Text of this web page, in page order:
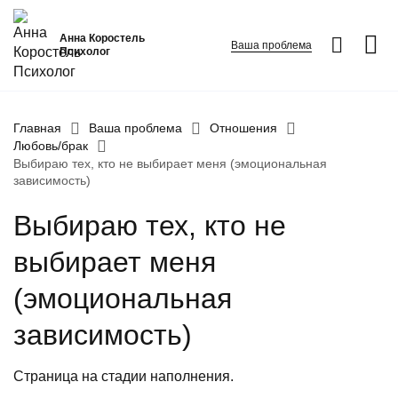
Анна Коростель
Психолог
Ваша проблема
Абьюз
Агрессия
Границы личности
Детские травмы
Живу ради детей
Конфликты и отсутствие взаимопонимания в семье
Неудовлетворенность
Патологическая ревность
Главная Ваша проблема
Отношения
Любовь/брак
Выбираю тех, кто не выбирает меня (эмоциональная
зависимость)
Выбираю тех, кто не
выбирает меня
(эмоциональная
зависимость)
Страница на стадии наполнения.
ФИО*
Номер телефона*
Закрыть